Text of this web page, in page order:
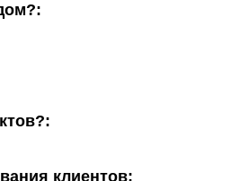
клиентов: